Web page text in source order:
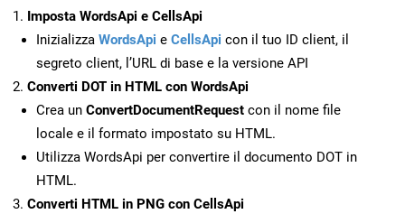
Imposta WordsApi e CellsApi
Inizializza WordsApi e CellsApi con il tuo ID client, il
segreto client, l’URL di base e la versione API
Converti DOT in HTML con WordsApi
Crea un ConvertDocumentRequest con il nome file
locale e il formato impostato su HTML.
Utilizza WordsApi per convertire il documento DOT in
HTML.
Converti HTML in PNG con CellsApi